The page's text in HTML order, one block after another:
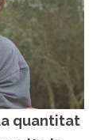
quantitat